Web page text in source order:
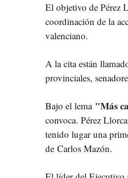
El objetivo de Pérez
coordinación de la
valenciano.
A la cita están
provinciales,
Bajo el lema "Más
convoca. Pérez
tenido lugar una
de Carlos Mazón.